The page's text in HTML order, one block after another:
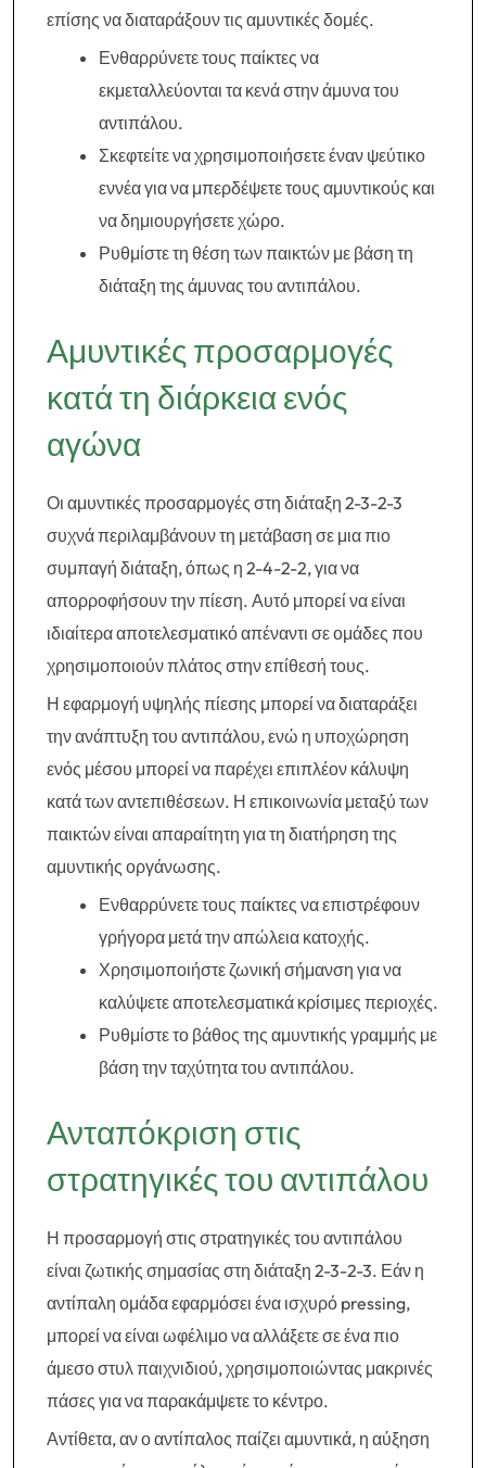
επίσης να διαταράξουν τις αμυντικές δομές.
Ενθαρρύνετε τους παίκτες να
εκμεταλλεύονται τα κενά στην άμυνα του
αντιπάλου.
Σκεφτείτε να χρησιμοποιήσετε έναν ψεύτικο
εννέα για να μπερδέψετε τους αμυντικούς και
να δημιουργήσετε χώρο.
Ρυθμίστε τη θέση των παικτών με βάση τη
διάταξη της άμυνας του αντιπάλου.
Αμυντικές προσαρμογές
κατά τη διάρκεια ενός
αγώνα
Οι αμυντικές προσαρμογές στη διάταξη 2-3-2-3
συχνά περιλαμβάνουν τη μετάβαση σε μια πιο
συμπαγή διάταξη, όπως η 2-4-2-2, για να
απορροφήσουν την πίεση. Αυτό μπορεί να είναι
ιδιαίτερα αποτελεσματικό απέναντι σε ομάδες που
χρησιμοποιούν πλάτος στην επίθεσή τους.
Η εφαρμογή υψηλής πίεσης μπορεί να διαταράξει
την ανάπτυξη του αντιπάλου, ενώ η υποχώρηση
ενός μέσου μπορεί να παρέχει επιπλέον κάλυψη
κατά των αντεπιθέσεων. Η επικοινωνία μεταξύ των
παικτών είναι απαραίτητη για τη διατήρηση της
αμυντικής οργάνωσης.
Ενθαρρύνετε τους παίκτες να επιστρέφουν
γρήγορα μετά την απώλεια κατοχής.
Χρησιμοποιήστε ζωνική σήμανση για να
καλύψετε αποτελεσματικά κρίσιμες περιοχές.
Ρυθμίστε το βάθος της αμυντικής γραμμής με
βάση την ταχύτητα του αντιπάλου.
Ανταπόκριση στις
στρατηγικές του αντιπάλου
Η προσαρμογή στις στρατηγικές του αντιπάλου
είναι ζωτικής σημασίας στη διάταξη 2-3-2-3. Εάν η
αντίπαλη ομάδα εφαρμόσει ένα ισχυρό pressing,
μπορεί να είναι ωφέλιμο να αλλάξετε σε ένα πιο
άμεσο στυλ παιχνιδιού, χρησιμοποιώντας μακρινές
πάσες για να παρακάμψετε το κέντρο.
Αντίθετα, αν ο αντίπαλος παίζει αμυντικά, η αύξηση